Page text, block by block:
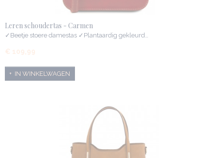
Leren schoudertas - Carmen
✓Beetje stoere damestas ✓Plantaardig gekleurd…
€ 109,99
IN WINKELWAGEN